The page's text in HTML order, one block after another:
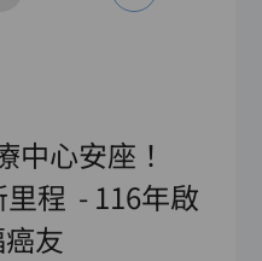
中心安座！
里程 - 116年啟
友